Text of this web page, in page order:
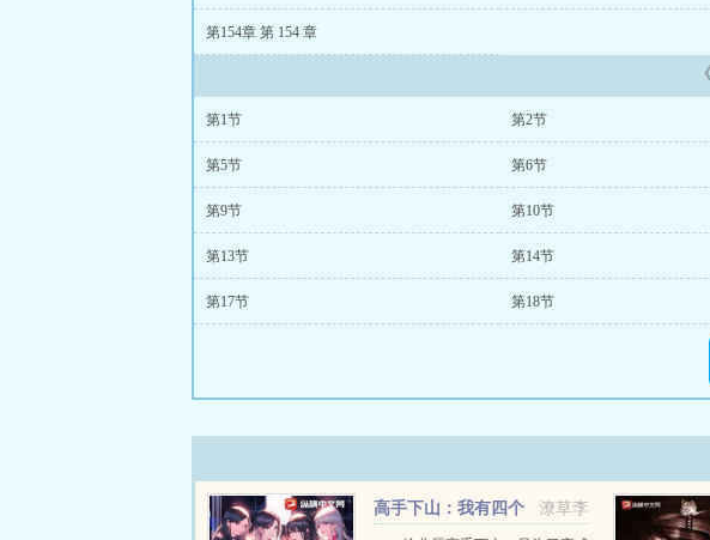
第154章 第 154 章
第1节 第2节
第5节 第6节
第9节 第10节
第13节 第14节
第17节 第18节
潦草李
高手下山：我有四个